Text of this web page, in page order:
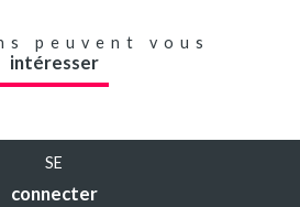
peuvent vous
intéresser
SE
connecter